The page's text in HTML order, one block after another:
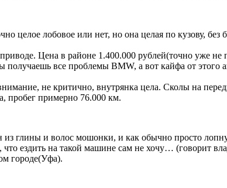
лобовое или нет, но она целая по кузову,
Цена в районе 1.400.000 рублей(точно уже
все проблемы BMW, а вот кайфа от этого
не критично, внутрянка цела. Сколы на
пробег примерно 76.000 км.
глины и волос мошонки, и как обычно просто
ездить на такой машине сам не хочу… (говорит
городе(Уфа).